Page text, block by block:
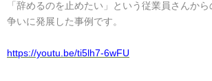
「辞めるのを止めたい」という従業員さんか
争いに発展した事例です。
https://youtu.be/ti5lh7-6wFU